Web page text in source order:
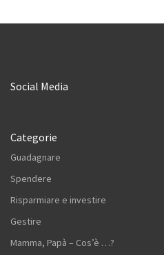
Social Media
Categorie
Guadagnare
Spendere
Risparmiare e investire
Gestire
Mamma, Papà – Cos’è …?